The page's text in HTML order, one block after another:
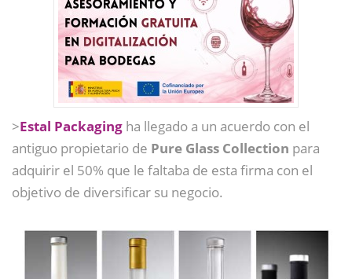
>Estal Packaging ha llegado a un acuerdo con el
antiguo propietario de Pure Glass Collection para
adquirir el 50% que le faltaba de esta firma con el
objetivo de diversificar su negocio.